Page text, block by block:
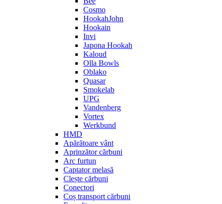
Cosmo
HookahJohn
Hookain
Invi
Japona Hookah
Kaloud
Olla Bowls
Oblako
Quasar
Smokelab
UPG
Vandenberg
Vortex
Werkbund
HMD
Apărătoare vânt
Aprinzător cărbuni
Arc furtun
Captator melasă
Clește cărbuni
Conectori
Coș transport cărbuni